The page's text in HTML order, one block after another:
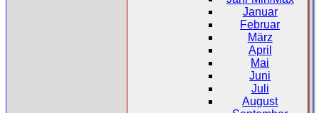
Januar
Februar
März
April
Mai
Juni
Juli
August